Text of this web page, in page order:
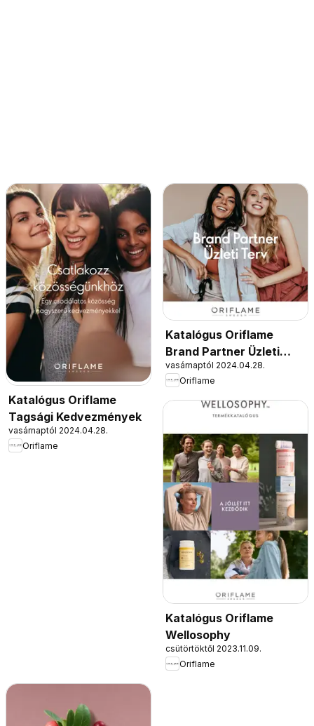
Katalógus Oriflame
Tagsági Kedvezmények
vasárnaptól 2024.04.28.
Oriflame
Katalógus Oriflame
Brand Partner Üzleti
Terv
vasárnaptól 2024.04.28.
Oriflame
Katalógus Oriflame
Wellosophy
csütörtöktől 2023.11.09.
Oriflame